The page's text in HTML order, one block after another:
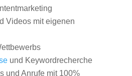
Videos mit eigenen
und Keywordrecherche
und Anrufe mit 100%